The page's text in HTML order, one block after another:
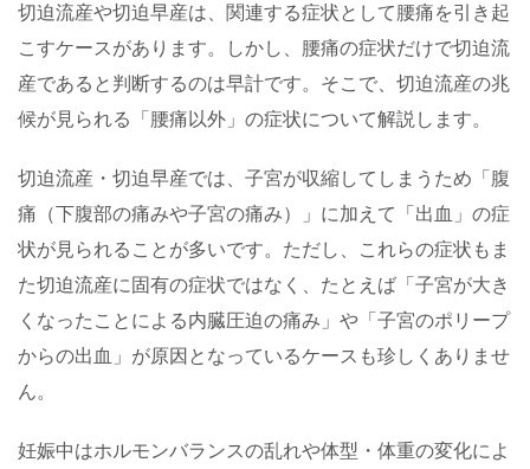
切迫流産や切迫早産は、関連する症状として腰痛を引き起
こすケースがあります。しかし、腰痛の症状だけで切迫流
産であると判断するのは早計です。そこで、切迫流産の兆
候が見られる「腰痛以外」の症状について解説します。
切迫流産・切迫早産では、子宮が収縮してしまうため「腹
痛（下腹部の痛みや子宮の痛み）」に加えて「出血」の症
状が見られることが多いです。ただし、これらの症状もま
た切迫流産に固有の症状ではなく、たとえば「子宮が大き
くなったことによる内臓圧迫の痛み」や「子宮のポリープ
からの出血」が原因となっているケースも珍しくありませ
ん。
妊娠中はホルモンバランスの乱れや体型・体重の変化によ